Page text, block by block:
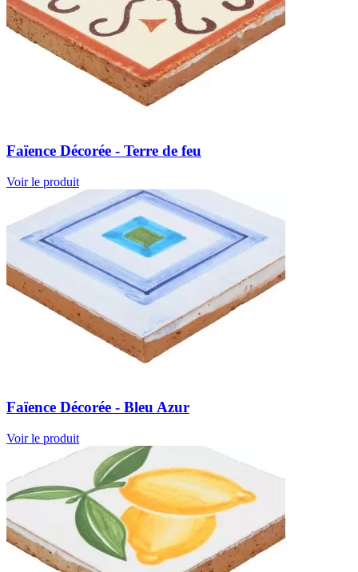
Faïence Décorée - Terre de feu
Voir le produit
Faïence Décorée - Bleu Azur
Voir le produit